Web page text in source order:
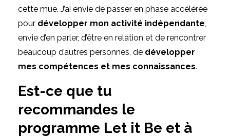
cette mue. J’ai envie de passer en phase accélérée
pour développer mon activité indépendante,
envie d’en parler, d’être en relation et de rencontrer
beaucoup d’autres personnes, de développer
mes compétences et mes connaissances.
​​​​Est-ce que tu
recommandes le
programme Let it Be et à